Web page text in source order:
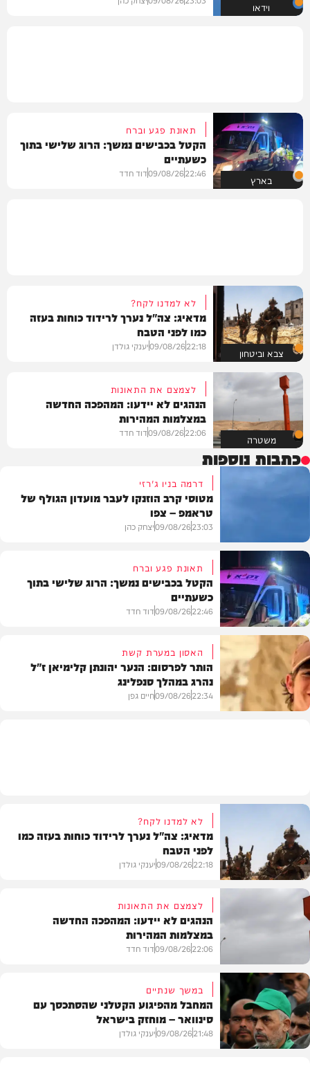
וידאו
בארץ
תאונת פגע וברח
הקטל בכבישים נמשך: הרוג שלישי בתוך
כשעתיים
22:46
09/08/26דוד חדד
צבא וביטחון
לא למדנו לקח?
מדאיג: צה"ל נערך לרידוד כוחות בעזה
כמו לפני הטבח
22:18
09/08/26יענקי גולדן
משטרה
לצמצם את התאונות
הנהגים לא יידעו: המהפכה החדשה
במצלמות המהירות
22:06
09/08/26דוד חדד
כתבות נוספות
וידאו
דרמה בניו ג'רזי
מטוסי קרב הוזנקו לעבר מועדון הגולף של
טראמפ – צפו
23:03
09/08/26יצחק כהן
תאונת פגע וברח
הקטל בכבישים נמשך: הרוג שלישי בתוך
כשעתיים
22:46
09/08/26דוד חדד
האסון במערת קשת
הותר לפרסום: הנער יהונתן קלימיאן ז"ל
נהרג במהלך סנפלינג
22:34
09/08/26חיים גפן
לא למדנו לקח?
מדאיג: צה"ל נערך לרידוד כוחות בעזה כמו
לפני הטבח
22:18
09/08/26יענקי גולדן
משטרה
לצמצם את התאונות
הנהגים לא יידעו: המהפכה החדשה
במצלמות המהירות
22:06
09/08/26דוד חדד
במשך שנתיים
המחבל מהפיגוע הקטלני שהסתכסך עם
סינוואר – מוחזק בישראל
21:48
09/08/26יענקי גולדן